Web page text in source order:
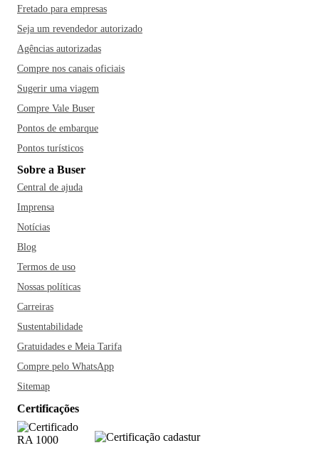
Fretado para empresas
Seja um revendedor autorizado
Agências autorizadas
Compre nos canais oficiais
Sugerir uma viagem
Compre Vale Buser
Pontos de embarque
Pontos turísticos
Sobre a Buser
Central de ajuda
Imprensa
Notícias
Blog
Termos de uso
Nossas políticas
Carreiras
Sustentabilidade
Gratuidades e Meia Tarifa
Compre pelo WhatsApp
Sitemap
Certificações